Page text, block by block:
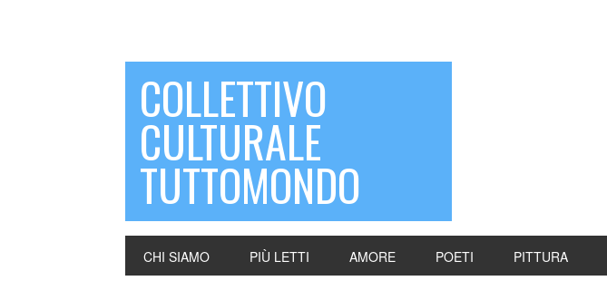
COLLETTIVO
CULTURALE
TUTTOMONDO
CHI SIAMO PIÙ LETTI AMORE POETI PITTURA